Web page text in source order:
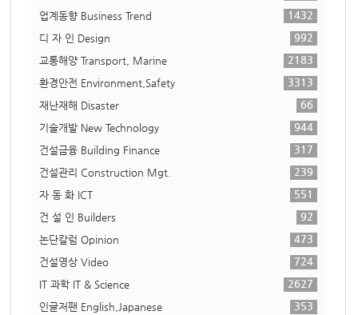
업계동향 Business Trend
1432
디 자 인 Design
992
교통해양 Transport, Marine
2183
환경안전 Environment,Safety
3313
재난재해 Disaster
66
기술개발 New Technology
944
건설금융 Building Finance
317
건설관리 Construction Mgt.
239
자 동 화 ICT
551
건 설 인 Builders
92
논단칼럼 Opinion
473
건설영상 Video
724
IT 과학 IT & Science
2627
인글저팬 English,Japanese
353